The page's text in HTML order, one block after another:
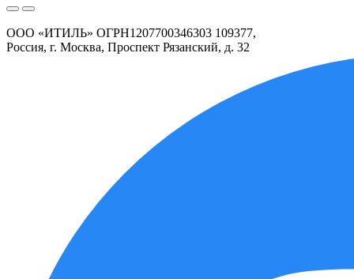
ООО «ИТИЛЬ» ОГРН1207700346303 109377,
Россия, г. Москва, Проспект Рязанский, д. 32